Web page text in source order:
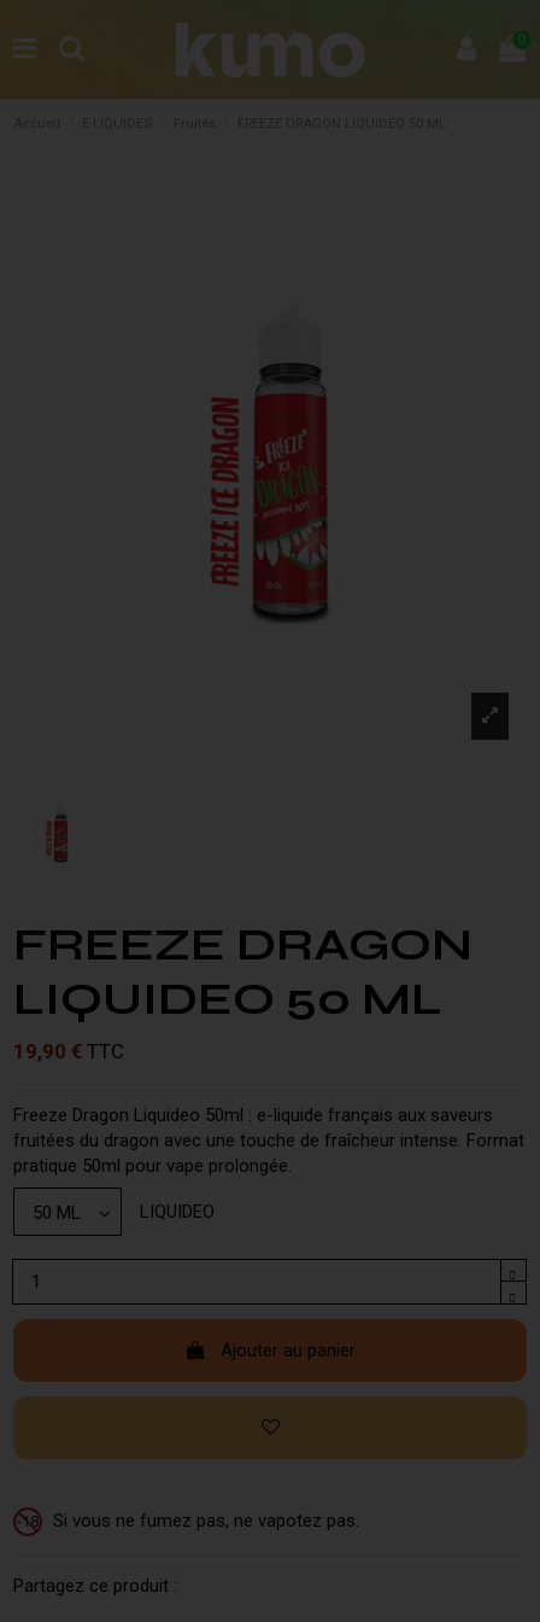
0
FREEZE DRAGON
LIQUIDEO 50 ML
19,90 €TTC
Freeze Dragon Liquideo 50ml : e-liquide français aux saveurs
fruitées du dragon avec une touche de fraîcheur intense. Format
pratique 50ml pour vape prolongée.
LIQUIDEO
Ajouter au panier
-18 Si vous ne fumez pas, ne vapotez pas.
Partagez ce produit :